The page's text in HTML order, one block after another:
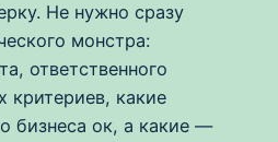
Не нужно сразу
монстра:
ответственного
критериев, какие
бизнеса ок, а какие —